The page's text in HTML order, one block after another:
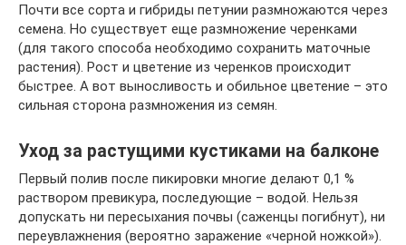
Почти все сорта и гибриды петунии размножаются через
семена. Но существует еще размножение черенками
(для такого способа необходимо сохранить маточные
растения). Рост и цветение из черенков происходит
быстрее. А вот выносливость и обильное цветение – это
сильная сторона размножения из семян.
Уход за растущими кустиками на балконе
Первый полив после пикировки многие делают 0,1 %
раствором превикура, последующие – водой. Нельзя
допускать ни пересыхания почвы (саженцы погибнут), ни
переувлажнения (вероятно заражение «черной ножкой»).